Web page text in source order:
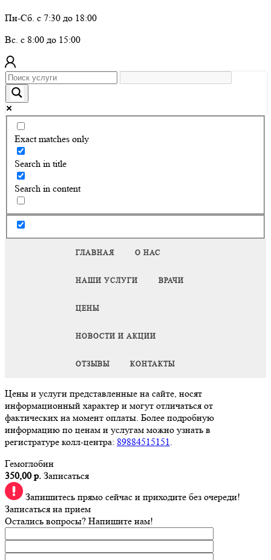
Пн-Сб. с 7:30 до 18:00
Вс. с 8:00 до 15:00
Exact matches only
Search in title
Search in content
ГЛАВНАЯ О НАС
НАШИ УСЛУГИ ВРАЧИ
ЦЕНЫ
НОВОСТИ И АКЦИИ
ОТЗЫВЫ КОНТАКТЫ
Цены и услуги представленные на сайте, носят
информационный характер и могут отличаться от
фактических на момент оплаты. Более подробную
информацию по ценам и услугам можно узнать в
регистратуре колл-центра: 89884515151.
Гемоглобин
350,00 р. Записаться
Запишитесь прямо сейчас и приходите без очереди!
Записаться на прием
Остались вопросы? Напишите нам!